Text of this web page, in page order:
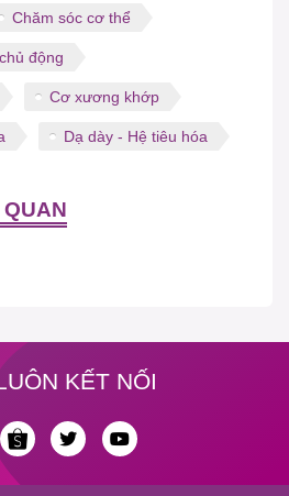
Chăm sóc cơ thể
động
Cơ xương khớp
Dạ dày - Hệ tiêu hóa
KẾT NỐI